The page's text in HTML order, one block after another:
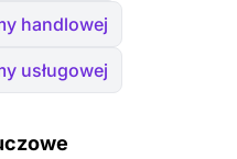
handlowej
usługowej